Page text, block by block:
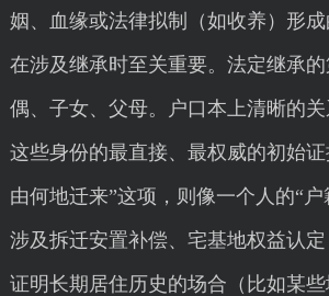
姻、血缘或法律拟制（如收养）形
在涉及继承时至关重要。法定继承
偶、子女、父母。户口本上清晰的
这些身份的最直接、最权威的初始
由何地迁来”这项，则像一个人的“
涉及拆迁安置补偿、宅基地权益认
证明长期居住历史的场合（比如某